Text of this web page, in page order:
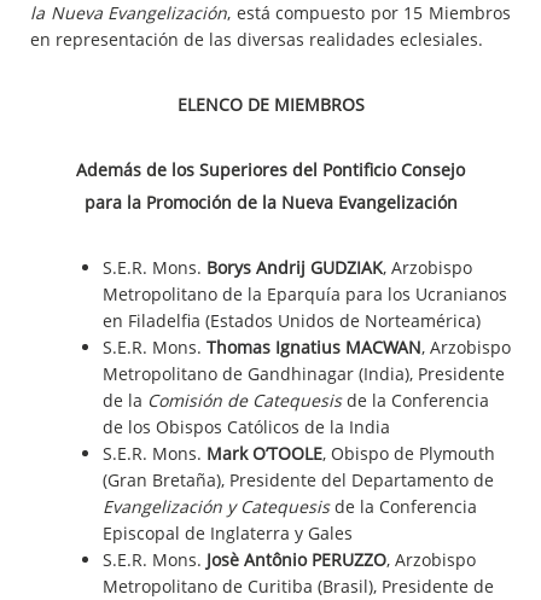
la Nueva Evangelización, está compuesto por 15 Miembros
en representación de las diversas realidades eclesiales.
ELENCO DE MIEMBROS
Además de los Superiores del Pontificio Consejo
para la Promoción de la Nueva Evangelización
S.E.R. Mons. Borys Andrij GUDZIAK, Arzobispo
Metropolitano de la Eparquía para los Ucranianos
en Filadelfia (Estados Unidos de Norteamérica)
S.E.R. Mons. Thomas Ignatius MACWAN, Arzobispo
Metropolitano de Gandhinagar (India), Presidente
de la Comisión de Catequesisde la Conferencia
de los Obispos Católicos de la India
S.E.R. Mons. Mark O’TOOLE, Obispo de Plymouth
(Gran Bretaña), Presidente del Departamento de
Evangelización y Catequesisde la Conferencia
Episcopal de Inglaterra y Gales
S.E.R. Mons. Josè Antônio PERUZZO, Arzobispo
Metropolitano de Curitiba (Brasil), Presidente de